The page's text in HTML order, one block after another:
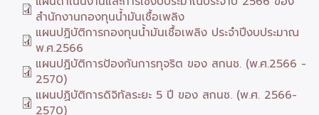
สำนักงานกองทุนน้ำมันเชื้อเพลิง
แผนปฏิบัติการกองทุนน้ำมันเชื้อเพลิง ประจำปีงบประมาณ
พ.ศ.2566
แผนปฏิบัติการป้องกันการทุจริต ของ สกนช. (พ.ศ.2566 -
2570)
แผนปฏิบัติการดิจิทัลระยะ 5 ปี ของ สกนช. (พ.ศ. 2566-
2570)